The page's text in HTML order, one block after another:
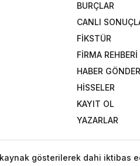
BURÇLAR
CANLI
FİKSTÜR
FİRMA REHBERİ
HABER GÖNDER
HİSSELER
KAYIT OL
YAZARLAR
gösterilerek dahi iktibas